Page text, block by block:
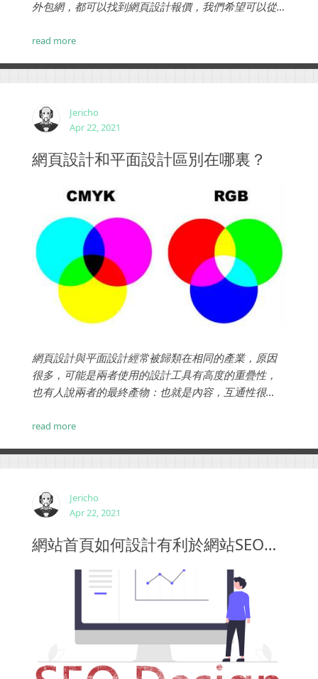
外包網，都可以找到網頁設計報價，我們希望可以從
計公司。...
read more
Jericho
Apr 22, 2021
網頁設計和平面設計區別在哪裏？
網頁設計與平面設計經常被歸類在相同的產業，原因
很多，可能是兩者使用的設計工具有高度的重疊性，
也有人說兩者的最終產物：也就是內容，互通性很
但是網站設計和平面設計還是有很多不同的地方。...
read more
Jericho
Apr 22, 2021
網站首頁如何設計有利於網站SEO優化